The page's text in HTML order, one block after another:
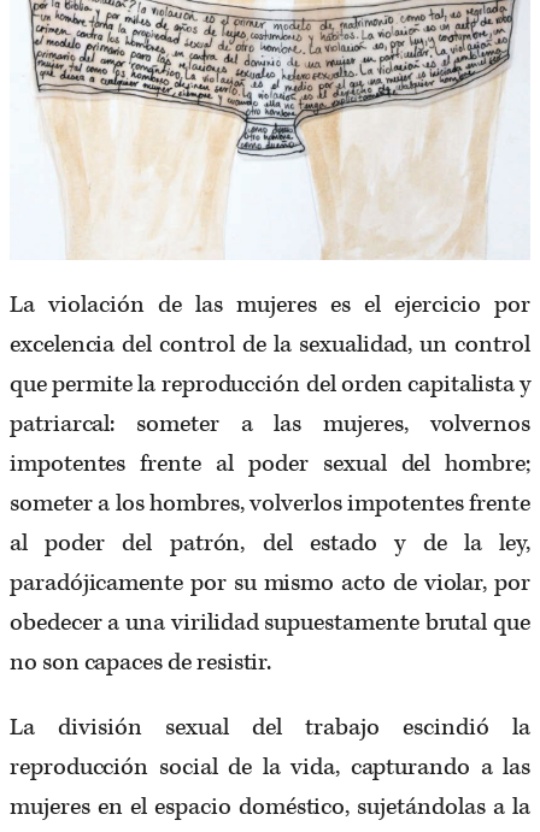
La violación de las mujeres es el ejercicio por
excelencia del control de la sexualidad, un control
que permite la reproducción del orden capitalista y
patriarcal: someter a las mujeres, volvernos
impotentes frente al poder sexual del hombre;
someter a los hombres, volverlos impotentes frente
al poder del patrón, del estado y de la ley,
paradójicamente por su mismo acto de violar, por
obedecer a una virilidad supuestamente brutal que
no son capaces de resistir.
La división sexual del trabajo escindió la
reproducción social de la vida, capturando a las
mujeres en el espacio doméstico, sujetándolas a la